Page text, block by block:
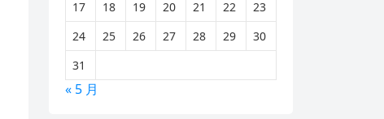
17
18 19 20 21 22
23
24
25 26 27 28 29
30
31
« 5 月